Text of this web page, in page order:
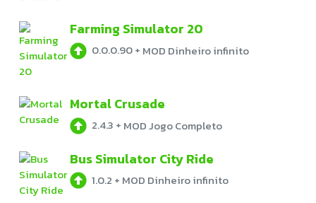
Farming Simulator 20
0.0.0.90+ MOD Dinheiro infinito
Mortal Crusade
2.4.3 + MOD Jogo Completo
Bus Simulator City Ride
1.0.2 + MOD Dinheiro infinito